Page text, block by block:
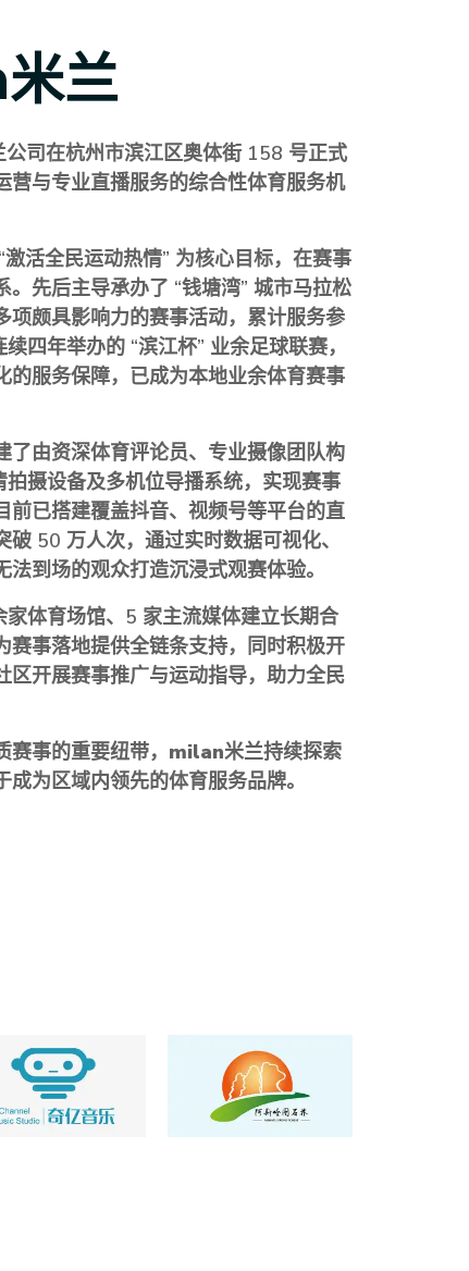
兰
公司在杭州市滨江区奥体街 158 号正式
营与专业直播服务的综合性体育服务机
活全民运动热情” 为核心目标，在赛事
先后主导承办了 “钱塘湾” 城市马拉松
项颇具影响力的赛事活动，累计服务参
四年举办的 “滨江杯” 业余足球联赛，
的服务保障，已成为本地业余体育赛事
了由资深体育评论员、专业摄像团队构
摄设备及多机位导播系统，实现赛事
前已搭建覆盖抖音、视频号等平台的直
50 万人次，通过实时数据可视化、
到场的观众打造沉浸式观赛体验。
体育场馆、5 家主流媒体建立长期合
赛事落地提供全链条支持，同时积极开
区开展赛事推广与运动指导，助力全民
事的重要纽带， milan米兰持续探索
为区域内领先的体育服务品牌。